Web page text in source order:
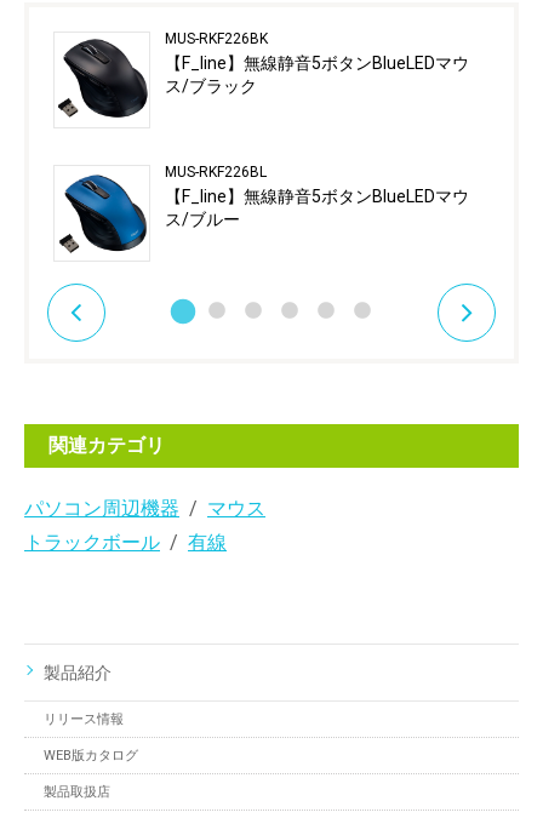
MUS-RKF226BK
【F_line】無線静音5ボタンBlueLEDマウ
ス/ブラック
MUS-RKF226BL
【F_line】無線静音5ボタンBlueLEDマウ
ス/ブルー
関連カテゴリ
パソコン周辺機器
マウス
トラックボール
有線
製品紹介
リリース情報
WEB版カタログ
製品取扱店